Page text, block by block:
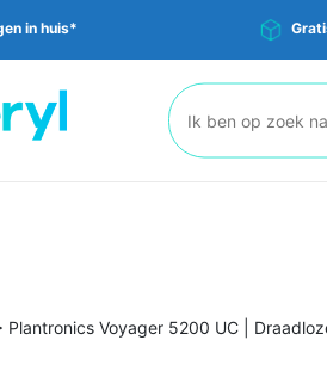
in huis*
Zoeken:
Plantronics Voyager 5200 UC |